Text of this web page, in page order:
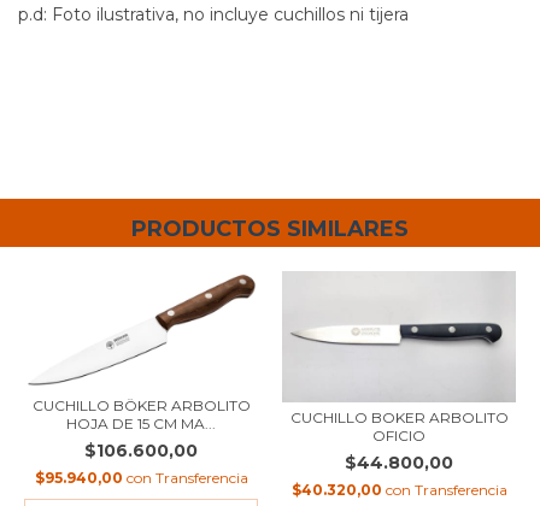
p.d: Foto ilustrativa, no incluye cuchillos ni tijera
PRODUCTOS SIMILARES
CUCHILLO BÖKER ARBOLITO
HOJA DE 15 CM MA...
$106.600,00
$95.940,00 con Transferencia
CUCHILLO BOKER ARBOLITO
OFICIO
$44.800,00
$40.320,00 con Transferencia